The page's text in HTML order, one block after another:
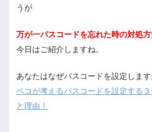
うが
万が一パスコードを忘れた時の対処
今日はご紹介しますね。
あなたはなぜパスコードを設定します
ペコが考えるパスコードを設定する３
と理由！